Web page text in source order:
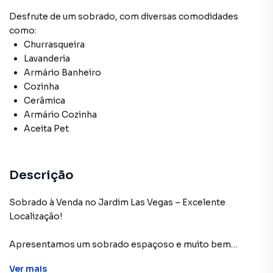
Desfrute de um sobrado, com diversas comodidades
como:
Churrasqueira
Lavanderia
Armário Banheiro
Cozinha
Cerâmica
Armário Cozinha
Aceita Pet
Descrição
Sobrado à Venda no Jardim Las Vegas – Excelente
Localização!
Apresentamos um sobrado espaçoso e muito bem
Ver mais